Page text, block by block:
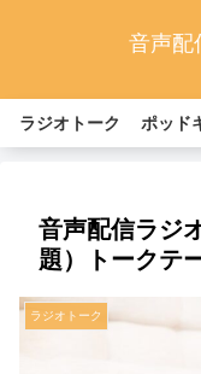
音声配
ラジオトーク ポッド
音声配信ラジ
題）トークテ
ラジオトーク